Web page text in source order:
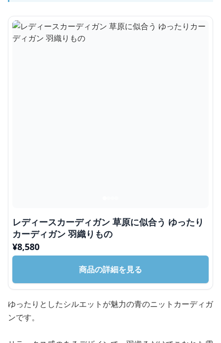
レディースカーディガン 草原に似合う ゆったり
カーディガン 羽織りもの
¥8,580
商品の詳細を見る
ゆったりとしたシルエットが魅力の青のニットカーディガ
ンです。